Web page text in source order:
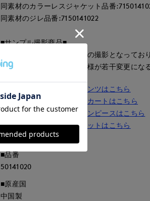
同素材のカラーレスジャケット品番
同素材のジレ品番:7150141022
■サンプル撮影商品■
こちらの商品はサンプルでの撮影となって
味、素材、デザイン等の仕様が若干変更にな
セットアップで着られるパンツはこちら
セットアップで着られるスカートはこちら
セットアップで着られるワンピースはこちら
同素材のカラーレスジャケットはこちら
同素材のジレはこちら
■品番
50141020
■原産国
中国製